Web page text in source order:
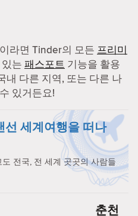
라면 Tinder의 모든 프리미
는 패스포트 기능을 활용
내 다른 지역, 또는 다른 나
있거든요!
선 세계여행을 떠나
전국, 전 세계 곳곳의 사람들
춘천